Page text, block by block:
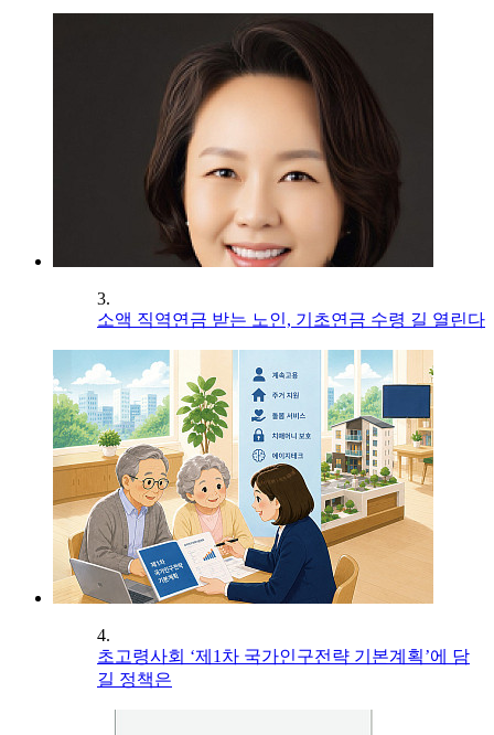
3.
소액 직역연금 받는 노인, 기초연금 수령 길 열린다
4.
초고령사회 ‘제1차 국가인구전략 기본계획’에 담
길 정책은